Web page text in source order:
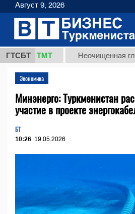
ГТСБТ
ТМТ Неочищенная
Экономика
Минэнерго: Туркменистан
участие в проекте
БТ
10:26 19.05.2026
Август 9, 2026